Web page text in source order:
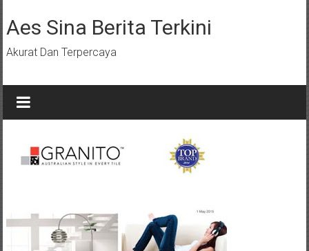
ke
konten
Aes Sina Berita Terkini
Akurat Dan Terpercaya